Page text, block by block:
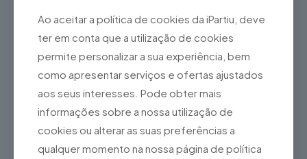
garantia de 3 anos, oferecendo-lhe tranquilidade e
confiança na sua compra.
Escolha o iPhone 15 Plus recondicionado e poupe
com responsabilidade, sem comprometer a
qualidade.
Disponível na iPartiu com entrega rápida e suporte
especializado.
Ao aceitar a política de cookies da iPartiu, deve
ter em conta que a utilização de cookies
permite personalizar a sua experiência, bem
como apresentar serviços e ofertas ajustados
aos seus interesses. Pode obter mais
informações sobre a nossa utilização de
cookies ou alterar as suas preferências a
qualquer momento na nossa página de política